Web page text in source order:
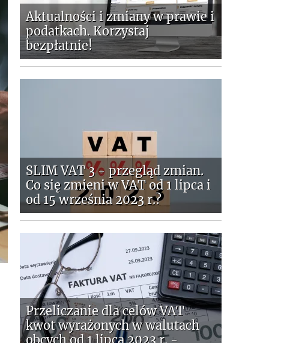
Aktualności i zmiany w prawie i
podatkach. Korzystaj
bezpłatnie!
SLIM VAT 3 - przegląd zmian.
Co się zmieni w VAT od 1 lipca i
od 15 września 2023 r.?
Przeliczanie dla celów VAT
kwot wyrażonych w walutach
obcych od 1 lipca 2023 r. -